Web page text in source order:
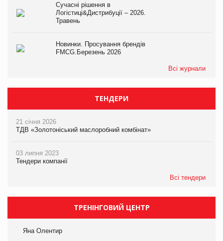
Сучасні рішення в
Логістиці&Дистрибуції – 2026.
Травень
Новинки. Просування брендів
FMCG.Березень 2026
Всі журнали
ТЕНДЕРИ
21 січня 2026
ТДВ «Золотоніський маслоробний комбінат»
03 липня 2023
Тендери компанії
Всі тендери
ТРЕНІНГОВИЙ ЦЕНТР
Яна Олентир